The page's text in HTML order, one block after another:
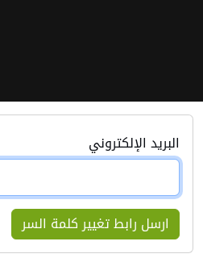
البريد الإلكتروني
ارسل رابط تغيير كلمة السر